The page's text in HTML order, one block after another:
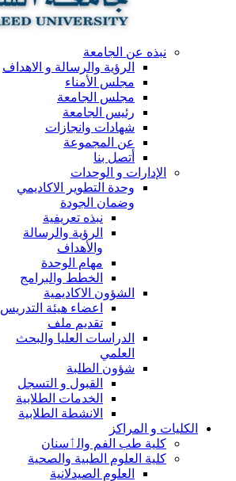
نبذه عن الجامعة
الرؤية والرسالة و الاهداف
مجلس الأمناء
مجلس الجامعة
رئيس الجامعة
شهادات وانجازات
عن المجموعة
أتصل بنا
الإدارات و الوحدات
وحدة التطوير الاكاديمي
وضمان الجودة
نبذه تعريفية
الرؤية والرسالة
والأهداف
مهام الوحدة
الخطط والبرامج
الشؤون الاكاديمية
اعضاء هيئة التدريس
تقديم ملف
الدراسات العليا والبحث
العلمي
شؤون الطلبة
القبول و التسجل
الخدمات الطلابية
الانشطة الطلابية
الكليات و المراكز
كلية طب الفم والٲسنان
كلية العلوم الطبية والصحية
العلوم الصيدلانية